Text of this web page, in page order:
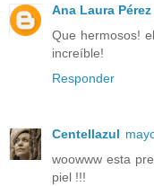
Ana Laura Pérez
Que hermosos!
increíble!
Responder
Centellazul
woowww esta
piel !!!